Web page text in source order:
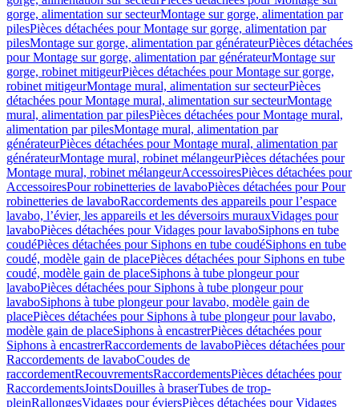
gorge, alimentation sur secteurMontage sur gorge, alimentation par
pilesPièces détachées pour Montage sur gorge, alimentation par
pilesMontage sur gorge, alimentation par générateurPièces détachées
pour Montage sur gorge, alimentation par générateurMontage sur
gorge, robinet mitigeurPièces détachées pour Montage sur gorge,
robinet mitigeurMontage mural, alimentation sur secteurPièces
détachées pour Montage mural, alimentation sur secteurMontage
mural, alimentation par pilesPièces détachées pour Montage mural,
alimentation par pilesMontage mural, alimentation par
générateurPièces détachées pour Montage mural, alimentation par
générateurMontage mural, robinet mélangeurPièces détachées pour
Montage mural, robinet mélangeurAccessoiresPièces détachées pour
AccessoiresPour robinetteries de lavaboPièces détachées pour Pour
robinetteries de lavaboRaccordements des appareils pour l’espace
lavabo, l’évier, les appareils et les déversoirs murauxVidages pour
lavaboPièces détachées pour Vidages pour lavaboSiphons en tube
coudéPièces détachées pour Siphons en tube coudéSiphons en tube
coudé, modèle gain de placePièces détachées pour Siphons en tube
coudé, modèle gain de placeSiphons à tube plongeur pour
lavaboPièces détachées pour Siphons à tube plongeur pour
lavaboSiphons à tube plongeur pour lavabo, modèle gain de
placePièces détachées pour Siphons à tube plongeur pour lavabo,
modèle gain de placeSiphons à encastrerPièces détachées pour
Siphons à encastrerRaccordements de lavaboPièces détachées pour
Raccordements de lavaboCoudes de
raccordementRecouvrementsRaccordementsPièces détachées pour
RaccordementsJointsDouilles à braserTubes de trop-
pleinRallongesVidages pour éviersPièces détachées pour Vidages